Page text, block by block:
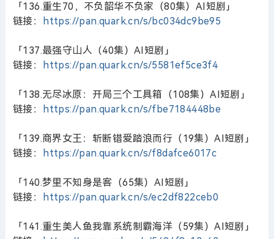
「136.重生70，不负韶华不负家（80集）AI短剧」
链接：
https://pan.quark.cn/s/bc034dc9be95
「137.最强守山人（40集）AI短剧」
链接：
https://pan.quark.cn/s/5581ef5ce3f4
「138.无尽冰原：开局三个工具箱（108集）AI短剧」
链接：
https://pan.quark.cn/s/fbe7184448be
「139.商界女王：斩断错爱踏浪而行（19集）AI短剧」
链接：
https://pan.quark.cn/s/f8dafce6017c
「140.梦里不知身是客（65集）AI短剧」
链接：
https://pan.quark.cn/s/ec2df822ceb0
「141.重生美人鱼我靠系统制霸海洋（59集）AI短剧」